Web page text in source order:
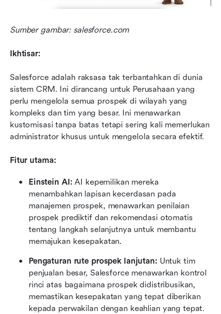
Sumber gambar: salesforce.com
Ikhtisar:
Salesforce adalah raksasa tak terbantahkan di dunia
sistem CRM. Ini dirancang untuk Perusahaan yang
perlu mengelola semua prospek di wilayah yang
kompleks dan tim yang besar. Ini menawarkan
kustomisasi tanpa batas tetapi sering kali memerlukan
administrator khusus untuk mengelola secara efektif.
Fitur utama:
Einstein AI: AI kepemilikan mereka
menambahkan lapisan kecerdasan pada
manajemen prospek, menawarkan penilaian
prospek prediktif dan rekomendasi otomatis
tentang langkah selanjutnya untuk membantu
memajukan kesepakatan.
Pengaturan rute prospek lanjutan: Untuk tim
penjualan besar, Salesforce menawarkan kontrol
rinci atas bagaimana prospek didistribusikan,
memastikan kesepakatan yang tepat diberikan
kepada perwakilan dengan keahlian yang tepat.